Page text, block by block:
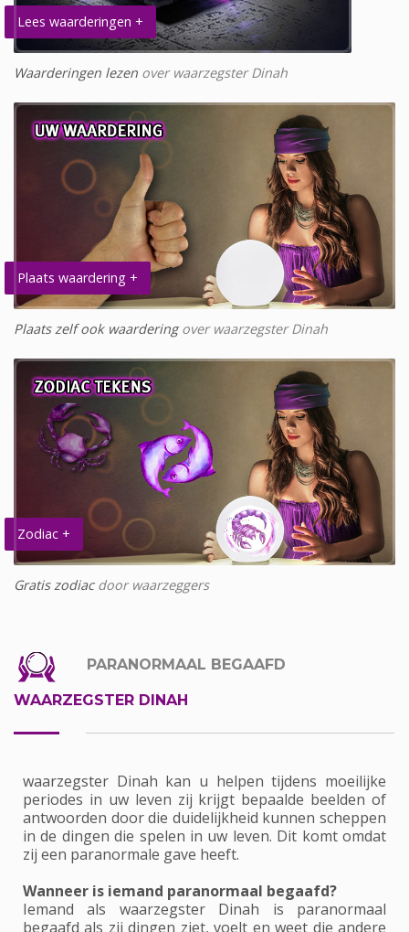
Lees waarderingen +
Waarderingen lezen over waarzegster Dinah
Plaats waardering +
Plaats zelf ook waarderingover waarzegster Dinah
Zodiac +
Gratis zodiacdoor waarzeggers
PARANORMAAL BEGAAFD
WAARZEGSTER DINAH
waarzegster Dinah kan u helpen tijdens moeilijke
periodes in uw leven zij krijgt bepaalde beelden of
antwoorden door die duidelijkheid kunnen scheppen
in de dingen die spelen in uw leven. Dit komt omdat
zij een paranormale gave heeft.
Wanneer is iemand paranormaal begaafd?
Iemand als waarzegster Dinah is paranormaal
begaafd als zij dingen ziet, voelt en weet die andere